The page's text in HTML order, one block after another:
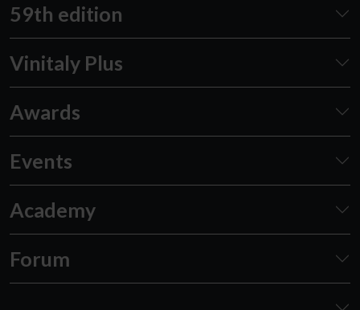
59th edition
Vinitaly Plus
Awards
Events
Academy
Forum